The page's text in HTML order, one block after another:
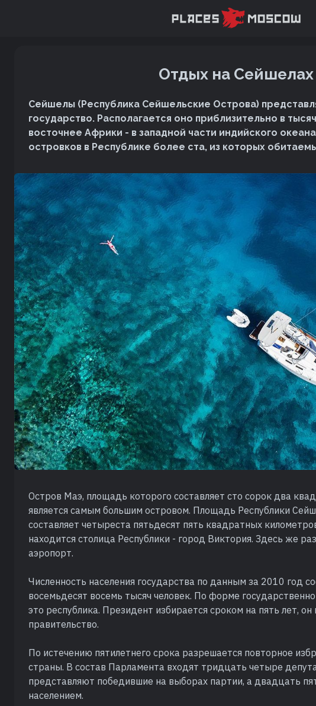
Отдых на Сейшелах
Сейшелы (Республика Сейшельские Острова)
государство. Располагается оно приблизительно в
восточнее Африки - в западной части индийского
островков в Республике более ста, из которых
Остров Маэ, площадь которого составляет сто сорок два
является самым большим островом. Площадь Республики
составляет четыреста пятьдесят пять квадратных
находится столица Республики - город Виктория. Здесь же
аэропорт.
Численность населения государства по данным за 2010 год
восемьдесят восемь тысяч человек. По форме
это республика. Президент избирается сроком на пять лет, он
правительство.
По истечению пятилетнего срока разрешается повторное
страны. В состав Парламента входят тридцать четыре
представляют победившие на выборах партии, а двадцать
населением.